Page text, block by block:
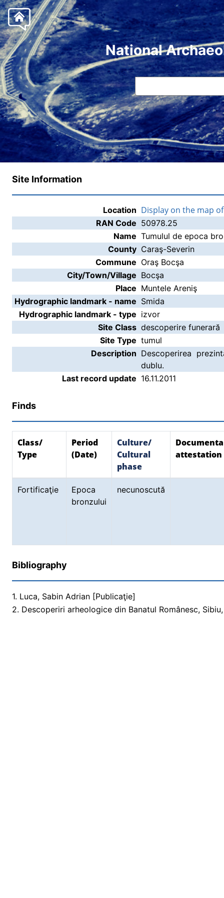
National
Site Information
Location Display on the map
RAN Code 50978.25
Name Tumulul de epoca
County Caraş-Severin
Commune Oraş Bocşa
City/Town/Village Bocşa
Place Muntele Areniş
Hydrographic landmark - name Smida
Hydrographic landmark - type izvor
Site Class descoperire funerară
Site Type tumul
Description Descoperirea
dublu.
Last record update 16.11.2011
Finds
Class/
Type
Period
(Date)
Culture/
Cultural
phase
attestation
Fortificaţie
Epoca
bronzului
necunoscută
Bibliography
1. Luca, Sabin Adrian [Publicaţie]
2. Descoperiri arheologice din Banatul Românesc,